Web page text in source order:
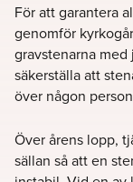
För att garantera
genomför
gravstenarna
säkerställa att
över någon
Över årens lopp,
sällan så att en